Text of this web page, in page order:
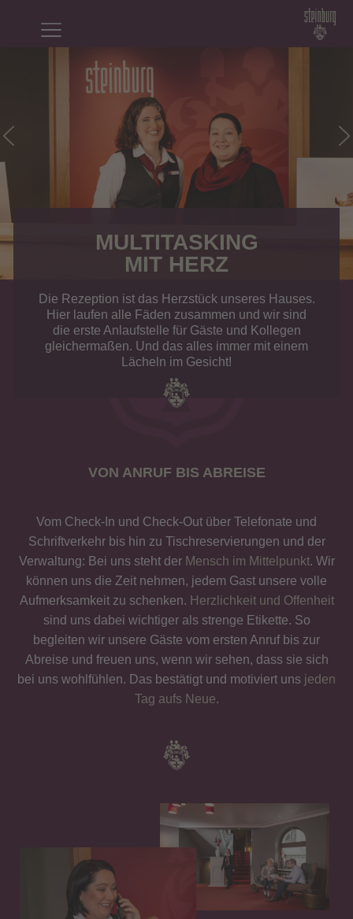
MULTI­TAS­KING
MIT HERZ
Die Rezeption ist das Herzstück unseres Hauses.
Hier laufen alle Fäden zusammen und wir sind
die erste Anlaufstelle für Gäste und Kollegen
gleichermaßen. Und das alles immer mit einem
Lächeln im Gesicht!
VON ANRUF BIS ABREISE
Vom Check-In und Check-Out über Telefonate und
Schriftverkehr bis hin zu Tischreservierungen und der
Verwaltung: Bei uns steht der Mensch im Mittelpunkt. Wir
können uns die Zeit nehmen, jedem Gast unsere volle
Aufmerksamkeit zu schenken. Herzlichkeit und Offenheit
sind uns dabei wichtiger als strenge Etikette. So
begleiten wir unsere Gäste vom ersten Anruf bis zur
Abreise und freuen uns, wenn wir sehen, dass sie sich
bei uns wohlfühlen. Das bestätigt und motiviert uns jeden
Tag aufs Neue.